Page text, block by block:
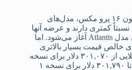
در مقابل نسخه تاج محور آیفون ۱۶ پرو مکس، مدل‌های
کمتری دارند و عرضه آنها
با قیمت پایه ۹,۹۱۰ دلار برای مدل Atlantis آغاز می‌شود. اما
خالص قیمت بسیار بالاتری
دارند؛ قیمت پایه مدل‌های طلایی از ۳۰۱,۰۷۰ دلار برای نسخه
۲۵۶ گیگابایتی شروع شده و تا ۳۰۱,۷۹۰ دلار برای نسخه ۱